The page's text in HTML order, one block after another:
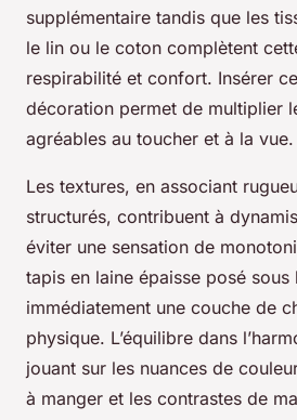
supplémentaire tandis que les
le lin ou le coton complètent
respirabilité et confort. Insérer
décoration permet de multiplier
agréables au toucher et à la vue.
Les textures, en associant
structurés, contribuent à
éviter une sensation de
tapis en laine épaisse posé sous
immédiatement une couche de
physique. L’équilibre dans
jouant sur les nuances de
à manger et les contrastes de